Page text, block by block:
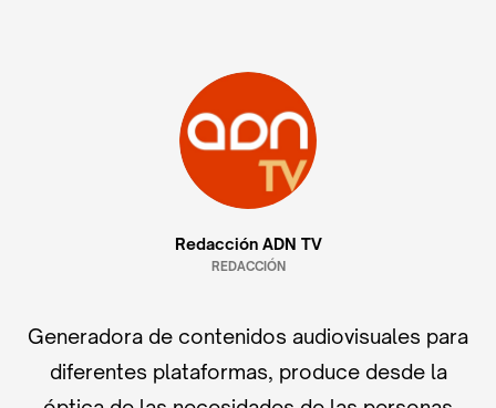
Redacción ADN TV
REDACCIÓN
Generadora de contenidos audiovisuales para
diferentes plataformas, produce desde la